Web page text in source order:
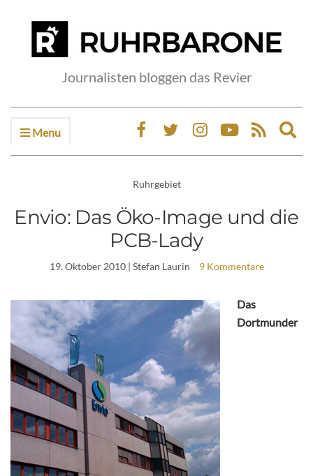
Journalisten bloggen das Revier
Menu
Ruhrgebiet
Envio: Das Öko-Image und die
PCB-Lady
19. Oktober 2010| Stefan Laurin 9 Kommentare
Das
Dortmunder